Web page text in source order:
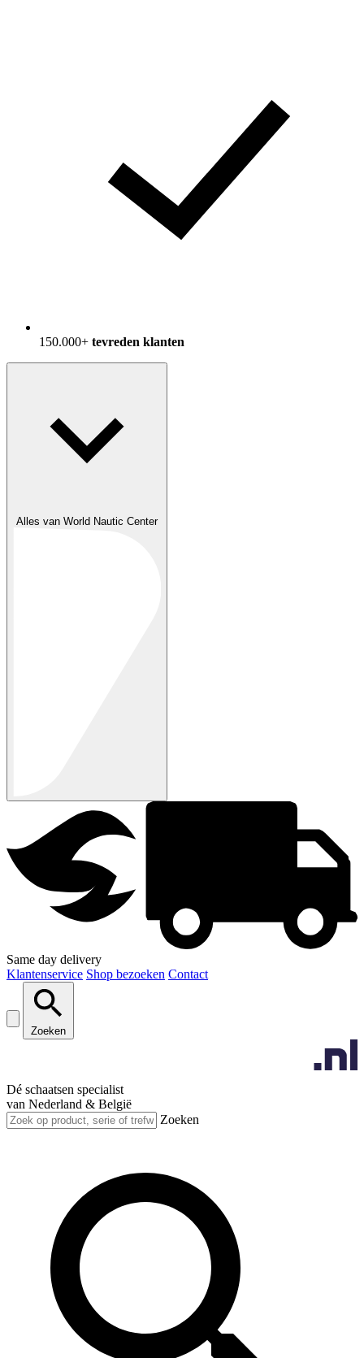
150.000+ tevreden klanten
Alles van World Nautic Center
Same day delivery
Klantenservice Shop bezoeken Contact
Zoeken
Dé schaatsen specialist
van Nederland & België
Zoeken